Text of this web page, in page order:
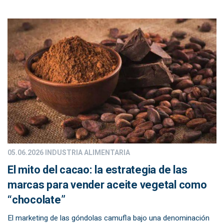
05.06.2026INDUSTRIA ALIMENTARIA
El mito del cacao: la estrategia de las
marcas para vender aceite vegetal como
“chocolate”
El marketing de las góndolas camufla bajo una denominación